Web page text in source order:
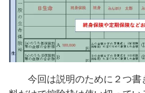
今回は説明のために２つ書